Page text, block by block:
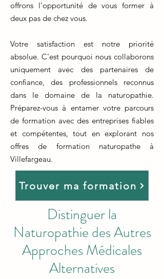
offrons l'opportunité de vous former à
deux pas de chez vous.
Votre satisfaction est notre priorité
absolue. C'est pourquoi nous collaborons
uniquement avec des partenaires de
confiance, des professionnels reconnus
dans le domaine de la naturopathie.
Préparez-vous à entamer votre parcours
de formation avec des entreprises fiables
et compétentes, tout en explorant nos
offres de formation naturopathe à
Villefargeau.
Trouver ma formation
Distinguer la
Naturopathie des Autres
Approches Médicales
Alternatives